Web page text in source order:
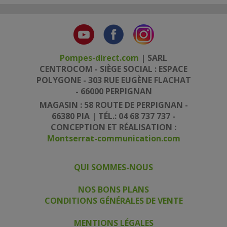
Pompes-direct.com | SARL
CENTROCOM - SIÈGE SOCIAL : ESPACE
POLYGONE - 303 RUE EUGÈNE FLACHAT
- 66000 PERPIGNAN
MAGASIN : 58 ROUTE DE PERPIGNAN -
66380 PIA | TÉL.: 04 68 737 737 -
CONCEPTION ET RÉALISATION :
Montserrat-communication.com
QUI SOMMES-NOUS
NOS BONS PLANS
CONDITIONS GÉNÉRALES DE VENTE
MENTIONS LÉGALES